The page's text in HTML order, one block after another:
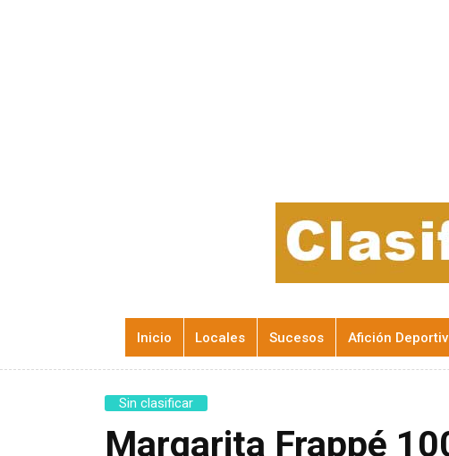
Inicio Locales Sucesos Afición
Sin clasificar
Margarita Frappé